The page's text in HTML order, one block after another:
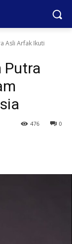
Asli Arfak Ikuti
Putra
0
476